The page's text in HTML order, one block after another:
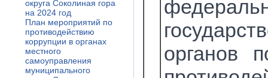
округа Соколиная гора
на 2024 год
План мероприятий по
противодействию
коррупции в органах
местного
самоуправления
муниципального
органов